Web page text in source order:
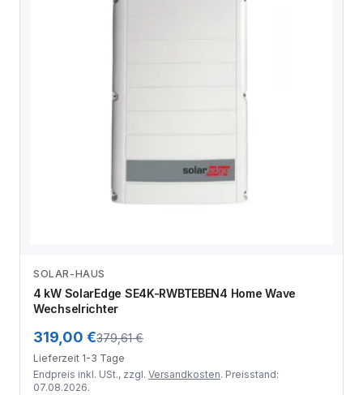
SOLAR-HAUS
4 kW SolarEdge SE4K-RWBTEBEN4 Home Wave
Wechselrichter
319,00 €379,61 €
Lieferzeit 1-3 Tage
Endpreis inkl. USt., zzgl. Versandkosten. Preisstand:
07.08.2026.